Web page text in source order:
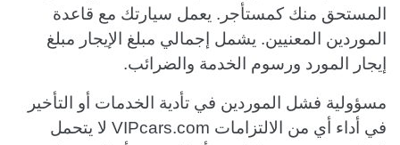
المستحق منك كمستأجر. يعمل سيارتك مع قاعدة
الموردين المعنيين. يشمل إجمالي مبلغ الإيجار مبلغ
إيجار المورد ورسوم الخدمة والضرائب.
مسؤولية فشل الموردين في تأدية الخدمات أو التأخير
في أداء أي من الالتزامات VIPcars.com لا يتحمل